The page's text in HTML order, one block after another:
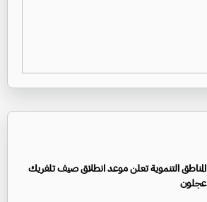
المناطق التنموية تعلن موعد انطلاق صيف تلفريك
عجلون